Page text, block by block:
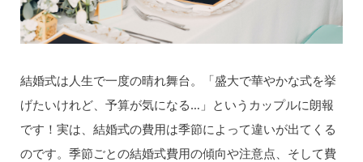
結婚式は人生で一度の晴れ舞台。「盛大で華やかな式を挙
げたいけれど、予算が気になる…」というカップルに朗報
です！実は、結婚式の費用は季節によって違いが出てくる
のです。季節ごとの結婚式費用の傾向や注意点、そして費